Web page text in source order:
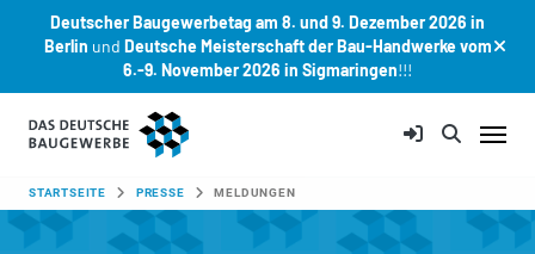
Deutscher Baugewerbetag am 8. und 9. Dezember 2026 in
Berlin und Deutsche Meisterschaft der Bau-Handwerke vom
6.-9. November 2026 in Sigmaringen!!!
Zum Hauptinhalt springen
SIE SIND HIER:
STARTSEITE PRESSE MELDUNGEN